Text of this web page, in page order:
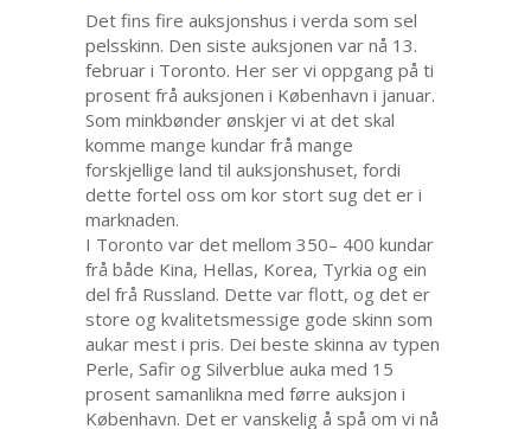
Det fins fire auksjonshus i verda som sel
pelsskinn. Den siste auksjonen var nå 13.
februar i Toronto. Her ser vi oppgang på ti
prosent frå auksjonen i København i januar.
Som minkbønder ønskjer vi at det skal
komme mange kundar frå mange
forskjellige land til auksjonshuset, fordi
dette fortel oss om kor stort sug det er i
marknaden.
I Toronto var det mellom 350– 400 kundar
frå både Kina, Hellas, Korea, Tyrkia og ein
del frå Russland. Dette var flott, og det er
store og kvalitetsmessige gode skinn som
aukar mest i pris. Dei beste skinna av typen
Perle, Safir og Silverblue auka med 15
prosent samanlikna med førre auksjon i
København. Det er vanskelig å spå om vi nå